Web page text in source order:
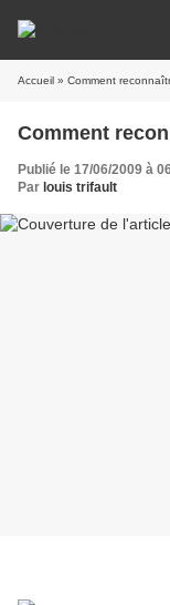
Accueil » Comment
Comment
Publié le 17/06/2009 à
Par louis trifault